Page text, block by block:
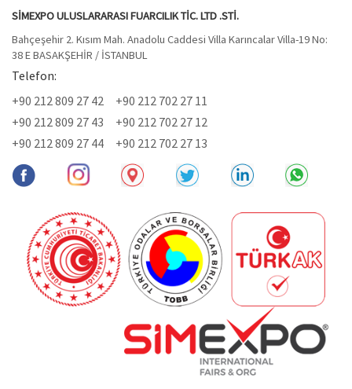
SİMEXPO ULUSLARARASI FUARCILIK TİC. LTD .STİ.
Bahçeşehir 2. Kısım Mah. Anadolu Caddesi Villa Karıncalar Villa-19 No:
38 E BASAKŞEHİR / İSTANBUL
Telefon:
+90 212 809 27 42
+90 212 702 27 11
+90 212 809 27 43
+90 212 702 27 12
+90 212 809 27 44
+90 212 702 27 13